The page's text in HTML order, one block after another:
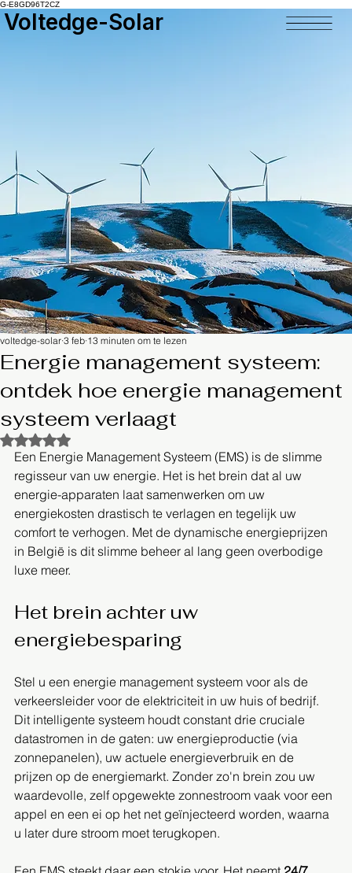
G-E8GD96T2CZ
Voltedge-Solar
Energie management systeem:
ontdek hoe energie management
systeem verlaagt
voltedge-solar 3 feb 13 minuten om te lezen
Beoordeeld met NaN uit 5 sterren.
Een Energie Management Systeem (EMS) is de slimme
regisseur van uw energie. Het is het brein dat al uw
energie-apparaten laat samenwerken om uw
energiekosten drastisch te verlagen en tegelijk uw
comfort te verhogen. Met de dynamische energieprijzen
in België is dit slimme beheer al lang geen overbodige
luxe meer.
Het brein achter uw
energiebesparing
Stel u een energie management systeem voor als de
verkeersleider voor de elektriciteit in uw huis of bedrijf.
Dit intelligente systeem houdt constant drie cruciale
datastromen in de gaten: uw energieproductie (via
zonnepanelen), uw actuele energieverbruik en de
prijzen op de energiemarkt. Zonder zo'n brein zou uw
waardevolle, zelf opgewekte zonnestroom vaak voor een
appel en een ei op het net geïnjecteerd worden, waarna
u later dure stroom moet terugkopen.